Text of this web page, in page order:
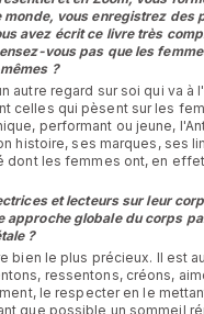
monde, vous enregistrez des
avez écrit ce livre très
vous pas que les
?
autre regard sur soi qui va à
celles qui pèsent sur les
performant ou jeune,
histoire, ses marques, ses
dont les femmes ont, en
et lecteurs sur leur
approche globale du corps
?
bien le plus précieux. Il est
ressentons, créons,
le respecter en le
que possible un sommeil